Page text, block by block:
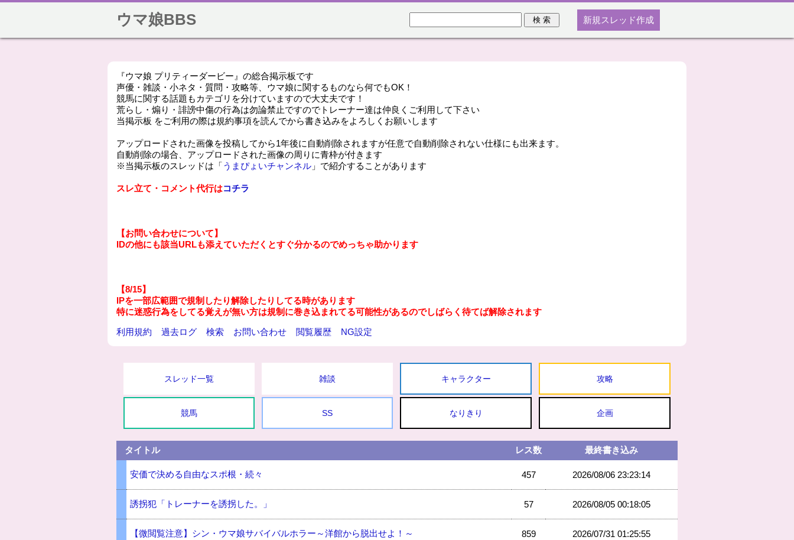
ウマ娘BBS 新規スレッド作成
『ウマ娘 プリティーダービー』の総合掲示板です
声優・雑談・小ネタ・質問・攻略等、ウマ娘に関するものなら何でもOK！
競馬に関する話題もカテゴリを分けていますので大丈夫です！
荒らし・煽り・誹謗中傷の行為は勿論禁止ですのでトレーナー達は仲良くご利用して下さい
当掲示板 をご利用の際は規約事項を読んでから書き込みをよろしくお願いします
アップロードされた画像を投稿してから1年後に自動削除されますが任意で自動削除されない仕様にも出来ます。
自動削除の場合、アップロードされた画像の周りに青枠が付きます
※当掲示板のスレッドは「うまぴょいチャンネル 」で紹介することがあります
スレ立て・コメント代行はコチラ
【お問い合わせについて】
IDの他にも該当URLも添えていただくとすぐ分かるのでめっちゃ助かります
【8/15】
IPを一部広範囲で規制したり解除したりしてる時があります
特に迷惑行為をしてる覚えが無い方は規制に巻き込まれてる可能性があるのでしばらく待てば解除されます
利用規約 過去ログ 検索 お問い合わせ 閲覧履歴 NG設定
スレッド一覧 雑談 キャラクター 攻略
競馬 SS なりきり 企画
タイトル レス数 最終書き込み
安価で決める自由なスポ根・続々 457 2026/08/06 23:23:14
誘拐犯「トレーナーを誘拐した。」 57 2026/08/05 00:18:05
【微閲覧注意】シン・ウマ娘サバイバルホラー～洋館から脱出せよ！～ 859 2026/07/31 01:25:55